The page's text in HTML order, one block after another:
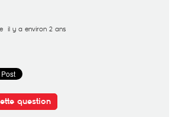
il y a environ 2 ans
question